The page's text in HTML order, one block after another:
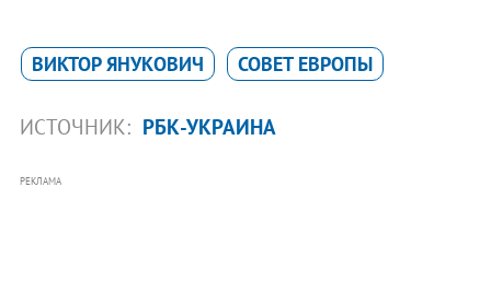
ВИКТОР ЯНУКОВИЧ СОВЕТ ЕВРОПЫ
ИСТОЧНИК: РБК-УКРАИНА
РЕКЛАМА